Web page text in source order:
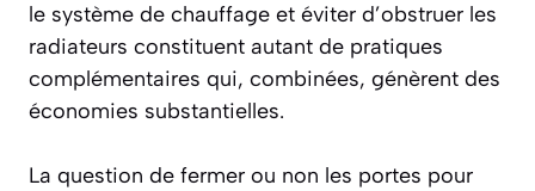
le système de chauffage et éviter d’obstruer les
radiateurs constituent autant de pratiques
complémentaires qui, combinées, génèrent des
économies substantielles.
La question de fermer ou non les portes pour